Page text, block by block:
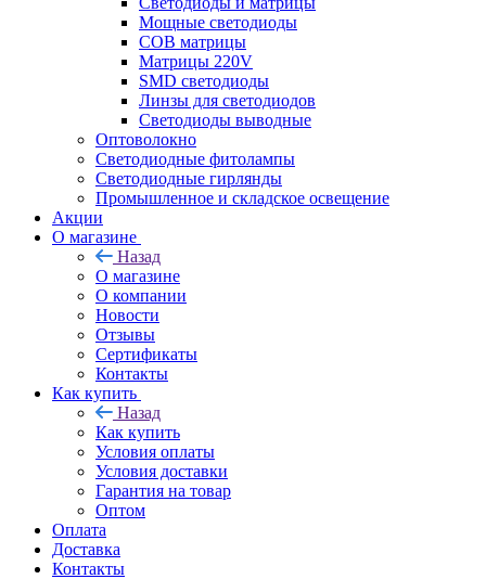
Мощные светодиоды
COB матрицы
Матрицы 220V
SMD светодиоды
Линзы для светодиодов
Светодиоды выводные
Оптоволокно
Светодиодные фитолампы
Светодиодные гирлянды
Промышленное и складское освещение
Акции
О магазине
Назад
О магазине
О компании
Новости
Отзывы
Сертификаты
Контакты
Как купить
Назад
Как купить
Условия оплаты
Условия доставки
Гарантия на товар
Оптом
Оплата
Доставка
Контакты